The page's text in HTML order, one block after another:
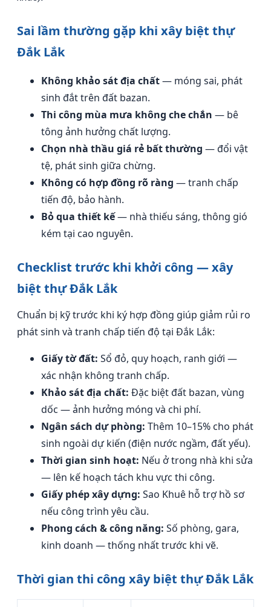
Sai lầm thường gặp khi xây biệt thự
Đắk Lắk
Không khảo sát địa chất— móng sai, phát
sinh đắt trên đất bazan.
Thi công mùa mưa không che chắn — bê
tông ảnh hưởng chất lượng.
Chọn nhà thầu giá rẻ bất thường — đổi vật
tệ, phát sinh giữa chừng.
Không có hợp đồng rõ ràng — tranh chấp
tiến độ, bảo hành.
Bỏ qua thiết kế— nhà thiếu sáng, thông gió
kém tại cao nguyên.
Checklist trước khi khởi công — xây
biệt thự Đắk Lắk
Chuẩn bị kỹ trước khi ký hợp đồng giúp giảm rủi ro
phát sinh và tranh chấp tiến độ tại Đắk Lắk:
Giấy tờ đất: Sổ đỏ, quy hoạch, ranh giới —
xác nhận không tranh chấp.
Khảo sát địa chất: Đặc biệt đất bazan, vùng
dốc — ảnh hưởng móng và chi phí.
Ngân sách dự phòng: Thêm 10–15% cho phát
sinh ngoài dự kiến (điện nước ngầm, đất yếu).
Thời gian sinh hoạt: Nếu ở trong nhà khi sửa
— lên kế hoạch tách khu vực thi công.
Giấy phép xây dựng: Sao Khuê hỗ trợ hồ sơ
nếu công trình yêu cầu.
Phong cách & công năng: Số phòng, gara,
kinh doanh — thống nhất trước khi vẽ.
Thời gian thi công xây biệt thự Đắk Lắk